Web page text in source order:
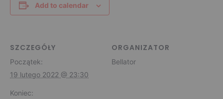
Add to calendar
SZCZEGÓŁY
Początek:
19 lutego 2022 @ 23:30
Koniec:
ORGANIZATOR
Bellator